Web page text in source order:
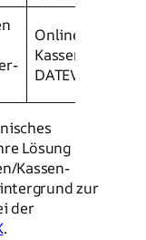
Online-
Kassenbuch im
DATEV-Umfeld
Lösung
Kassen-
zur
der
.